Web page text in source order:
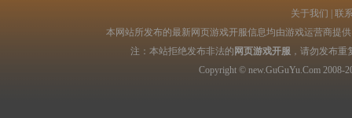
关于我们
联
本网站所发布的最新网页游戏开服信息均由游戏运营商提
注：本站拒绝发布非法的 网页游戏开服 ，请勿发布重
Copyright © new.GuGuYu.Com 2008-